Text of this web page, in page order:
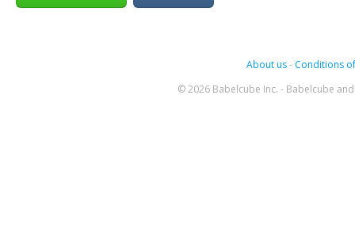
About us- Conditions
© 2026 Babelcube Inc. - Babelcube